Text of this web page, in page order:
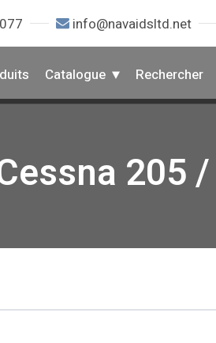
info@navaidsltd.net
Catalogue Rechercher
205